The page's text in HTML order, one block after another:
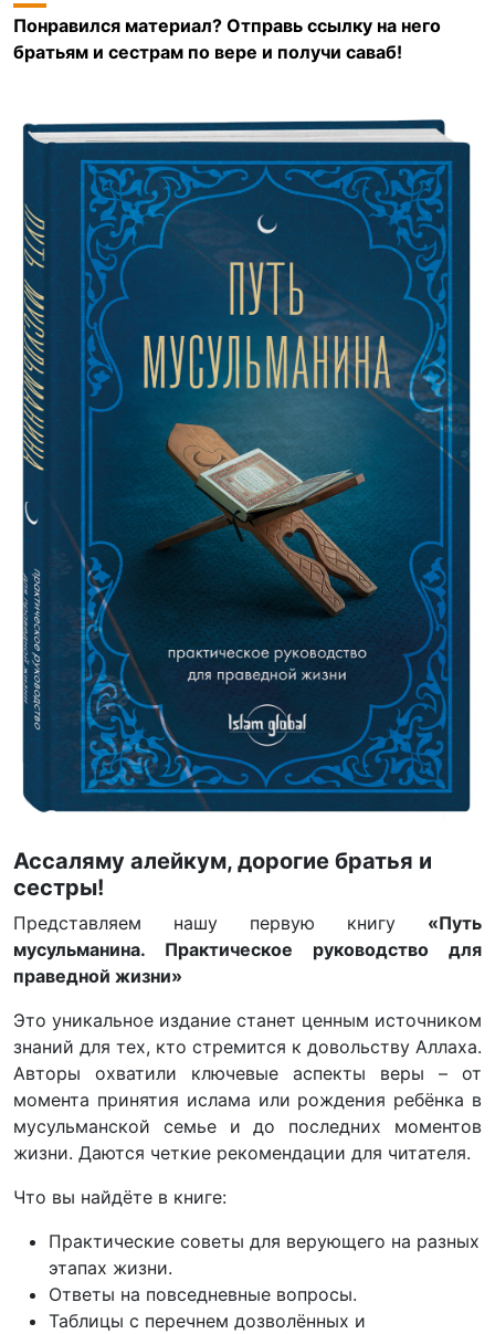
Понравился материал? Отправь ссылку на него
братьям и сестрам по вере и получи саваб!
Ассаляму алейкум, дорогие братья и
сестры!
Представляем нашу первую книгу «Путь
мусульманина. Практическое руководство для
праведной жизни»
Это уникальное издание станет ценным источником
знаний для тех, кто стремится к довольству Аллаха.
Авторы охватили ключевые аспекты веры – от
момента принятия ислама или рождения ребёнка в
мусульманской семье и до последних моментов
жизни. Даются четкие рекомендации для читателя.
Что вы найдёте в книге:
Практические советы для верующего на разных
этапах жизни.
Ответы на повседневные вопросы.
Таблицы с перечнем дозволённых и